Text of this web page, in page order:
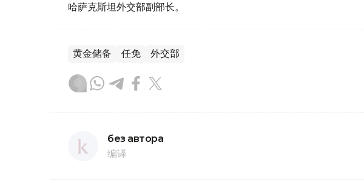
哈萨克斯坦外交部副部长。
黄金储备 任免 外交部
без автора
编译